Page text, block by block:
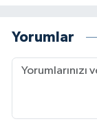
Yorumlar